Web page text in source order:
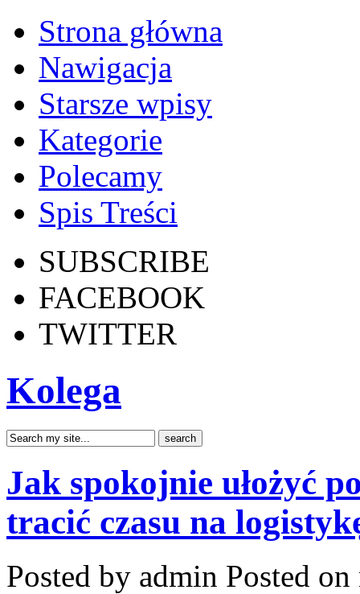
Strona główna
Nawigacja
Starsze wpisy
Kategorie
Polecamy
Spis Treści
SUBSCRIBE
FACEBOOK
TWITTER
Kolega
Jak spokojnie ułożyć
tracić czasu na
Posted by admin Posted